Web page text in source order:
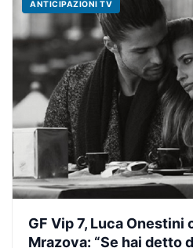
ANTICIPAZIONI TV
GF Vip 7, Luca Onestini
Mrazova: “Se hai detto